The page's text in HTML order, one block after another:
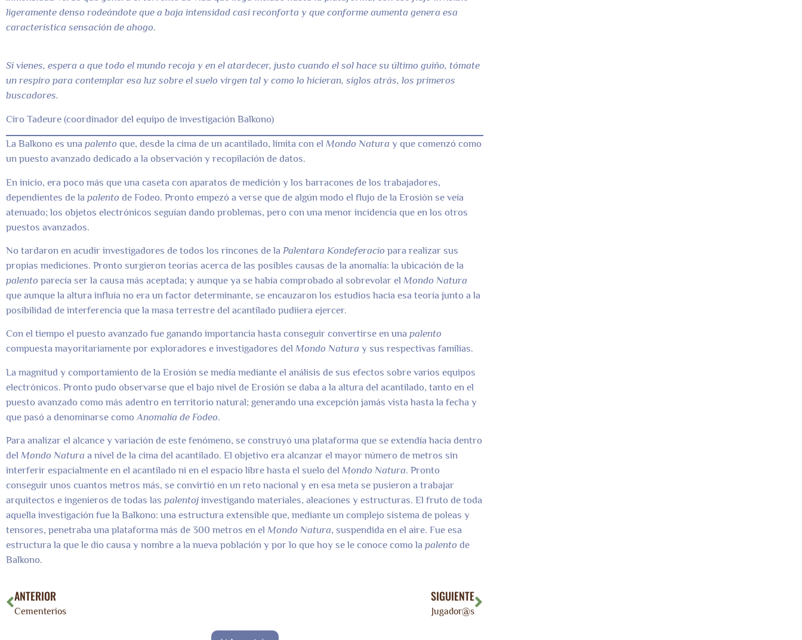
ligeramente denso rodeándote que a baja intensidad casi reconforta y que conforme aumenta genera esa
característica sensación de ahogo.
Si vienes, espera a que todo el mundo recoja y en el atardecer, justo cuando el sol hace su último guiño, tómate
un respiro para contemplar esa luz sobre el suelo virgen tal y como lo hicieran, siglos atrás, los primeros
buscadores.
Ciro Tadeure (coordinador del equipo de investigación Balkono)
La Balkono es una palento que, desde la cima de un acantilado, limita con el Mondo Natura y que comenzó como
un puesto avanzado dedicado a la observación y recopilación de datos.
En inicio, era poco más que una caseta con aparatos de medición y los barracones de los trabajadores,
dependientes de la palento de Fodeo. Pronto empezó a verse que de algún modo el flujo de la Erosión se veía
atenuado; los objetos electrónicos seguían dando problemas, pero con una menor incidencia que en los otros
puestos avanzados.
No tardaron en acudir investigadores de todos los rincones de la Palentara Kondeferacio para realizar sus
propias mediciones. Pronto surgieron teorías acerca de las posibles causas de la anomalía: la ubicación de la
palento parecía ser la causa más aceptada; y aunque ya se había comprobado al sobrevolar el Mondo Natura
que aunque la altura influía no era un factor determinante, se encauzaron los estudios hacia esa teoría junto a la
posibilidad de interferencia que la masa terrestre del acantilado pudiiera ejercer.
Con el tiempo el puesto avanzado fue ganando importancia hasta conseguir convertirse en una palento
compuesta mayoritariamente por exploradores e investigadores del Mondo Natura y sus respectivas familias.
La magnitud y comportamiento de la Erosión se medía mediante el análisis de sus efectos sobre varios equipos
electrónicos. Pronto pudo observarse que el bajo nivel de Erosión se daba a la altura del acantilado, tanto en el
puesto avanzado como más adentro en territorio natural; generando una excepción jamás vista hasta la fecha y
que pasó a denominarse como Anomalía de Fodeo.
Para analizar el alcance y variación de este fenómeno, se construyó una plataforma que se extendía hacia dentro
del Mondo Natura a nivel de la cima del acantilado. El objetivo era alcanzar el mayor número de metros sin
interferir espacialmente en el acantilado ni en el espacio libre hasta el suelo del Mondo Natura. Pronto
conseguir unos cuantos metros más, se convirtió en un reto nacional y en esa meta se pusieron a trabajar
arquitectos e ingenieros de todas las palentoj investigando materiales, aleaciones y estructuras. El fruto de toda
aquella investigación fue la Balkono: una estructura extensible que, mediante un complejo sistema de poleas y
tensores, penetraba una plataforma más de 300 metros en el Mondo Natura, suspendida en el aire. Fue esa
estructura la que le dio causa y nombre a la nueva población y por lo que hoy se le conoce como la palento de
Balkono.
ANTERIOR
Cementerios
SIGUIENTE
Jugador@s